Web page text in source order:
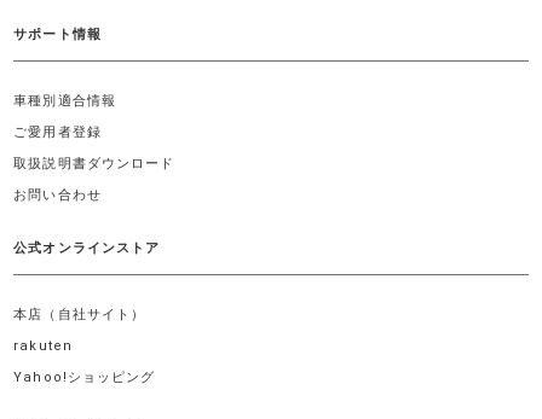
サポート情報
車種別適合情報
ご愛用者登録
取扱説明書ダウンロード
お問い合わせ
公式オンラインストア
本店（自社サイト）
rakuten
Yahoo!ショッピング